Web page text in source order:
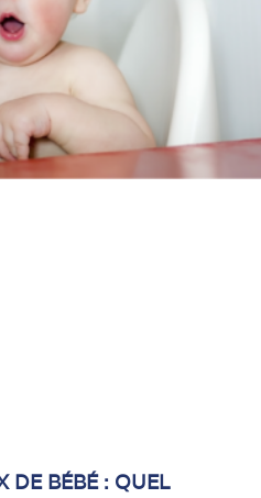
DE BÉBÉ : QUEL